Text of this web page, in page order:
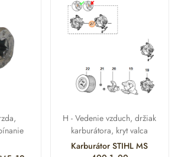
STIHL Varioclean (Na údržbu HD2
živice).
Light 04 (Ideálny partner pre
otázky
H - Vedenie vzduch, držiak
karburátora, kryt valca
Karburátor STIHL MS